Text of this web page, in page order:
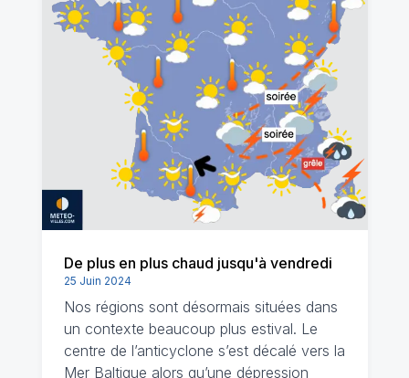
De plus en plus chaud jusqu'à vendredi
25 Juin 2024
Nos régions sont désormais situées dans
un contexte beaucoup plus estival. Le
centre de l’anticyclone s’est décalé vers la
Mer Baltique alors qu’une dépression